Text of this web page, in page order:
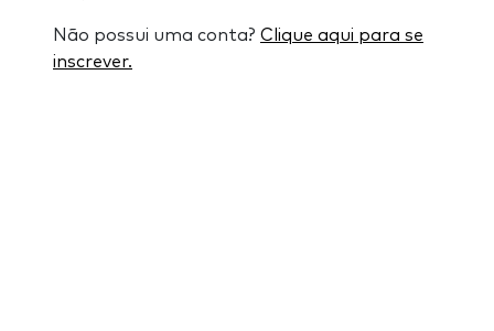
Não possui uma conta? Clique aqui para se
inscrever.